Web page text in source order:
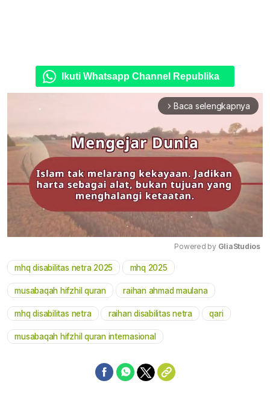
Ikuti Whatsapp Channel Republika
arrow_forward_ios Baca selengkapnya
Powered by GliaStudios
mhq disabilitas netra 2025 mhq 2025
musabaqah hifzhil quran raihan ahmad maulana
mhq disabilitas netra raihan disabilitas netra qari
musabaqah hifzhil quran internasional